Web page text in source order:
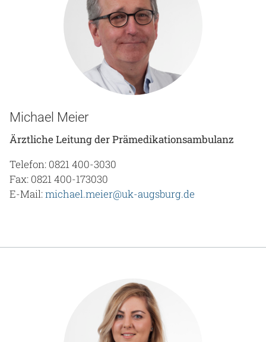
Notaufnahme
Anreise
Michael Meier
Ärztliche Leitung der Prämedikationsambulanz
Telefon: 0821 400-3030
Fax: 0821 400-173030
E-Mail:michael.meier@uk-augsburg.de